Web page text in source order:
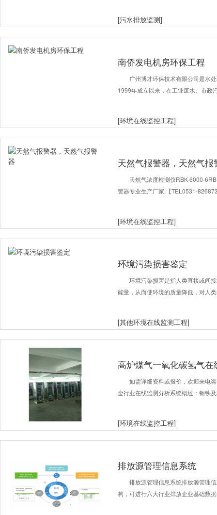
[污水排放监测]
南侨发电机房环保工程
广州博才环保技术有限公司是水
1999年成立以来，在工业废水、市政
[环境在线监控工程]
天然气报警器，天然气报
天然气浓度检测仪RBK-6000-
警器专业生产厂家,【TEL0531-
[环境在线监控工程]
环境污染损害鉴定
环境污染损害是指人类直接或间
能量，从而使环境的质量降低，对人
[其他环境在线监测工程]
高炉煤气一氧化碳氢气在
如需详细资料或报价，欢迎来电
金行业在线监测分析系统概述：钢铁
[环境在线监控工程]
排放源管理信息系统
排放源管理信息系统排放源管理
构，可进行六大行业排放企业基础数